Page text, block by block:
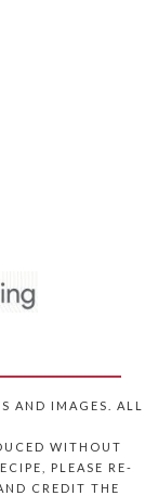
AND IMAGES. ALL
WITHOUT
PLEASE RE-
CREDIT THE